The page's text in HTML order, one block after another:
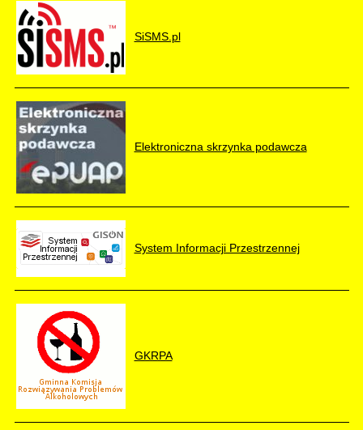
SiSMS.pl
Elektroniczna skrzynka podawcza
System Informacji Przestrzennej
GKRPA